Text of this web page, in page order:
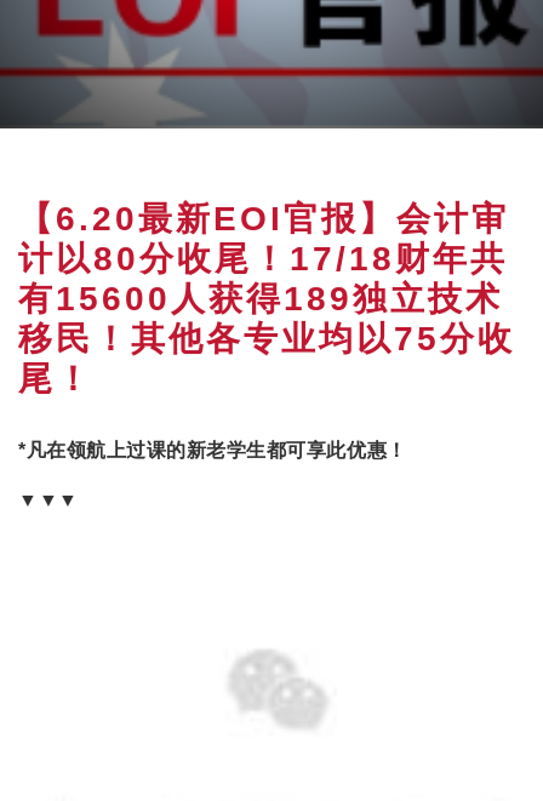
【6.20最新EOI官报】会计审
计以80分收尾！17/18财年共
有15600人获得189独立技术
移民！其他各专业均以75分收
尾！
*凡在领航上过课的新老学生都可享此优惠！
▼▼▼